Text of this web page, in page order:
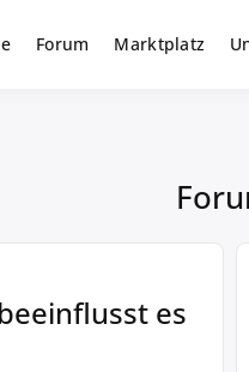
Forum
Nr. 1 Forum für
Forum Marktplatz
es